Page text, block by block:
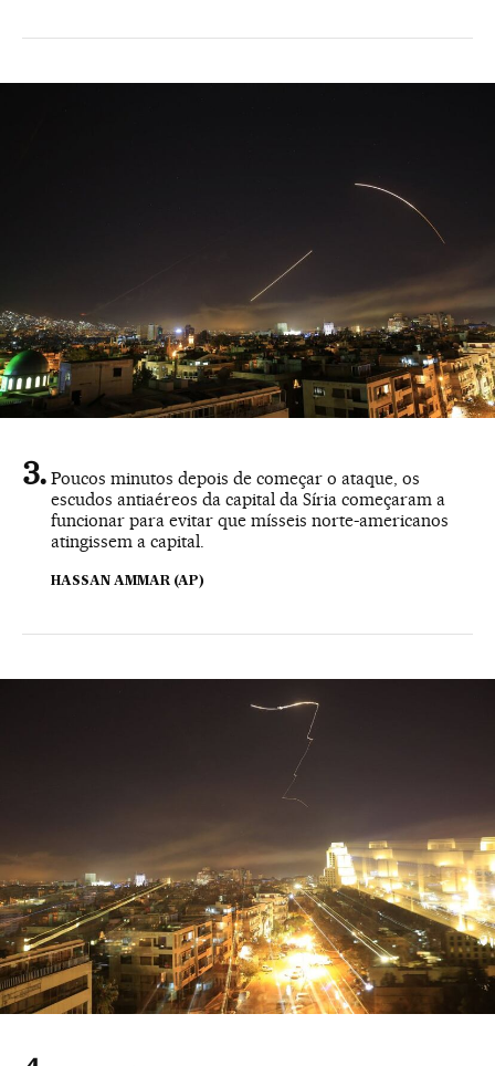
Poucos minutos depois de começar o ataque, os
escudos antiaéreos da capital da Síria começaram a
funcionar para evitar que mísseis norte-americanos
atingissem a capital.
HASSAN AMMAR (AP)